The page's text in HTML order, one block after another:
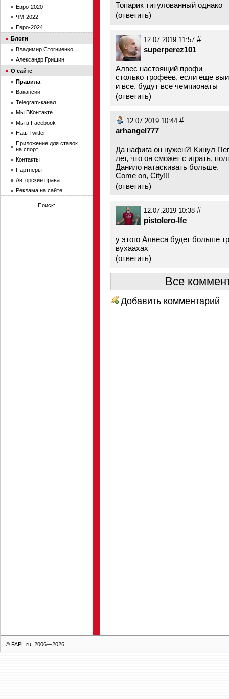
Топарик титулованный однако
(ответить)
12.07.2019 11:57 #
superperez101
Алвес настоящий профи
столько трофеев, если еще
и все. будут все чемпионаты
(ответить)
12.07.2019 10:44 #
arhangel777
Да нафига он нужен?! Кинул
лет, что он сможет с играть,
Данило натаскивать больше.
Come on, City!!!
(ответить)
12.07.2019 10:38 #
pistolero-lfc
у этого Алвеса будет больше
вухаахах
(ответить)
Все
Добавить комментарий
Евро-2020
ЧМ-2022
Евро-2024
Блоги
Владимир Стогниенко
Александр Гришин
О сайте
Правила
Вакансии
Telegram-канал
Мы ВКонтакте
Мы в Facebook
Наш Twitter
Приложение для ставок
на спорт
Контакты
Партнеры
Авторские права
Реклама на сайте
Поиск:
© FAPL.ru, 2006—2026